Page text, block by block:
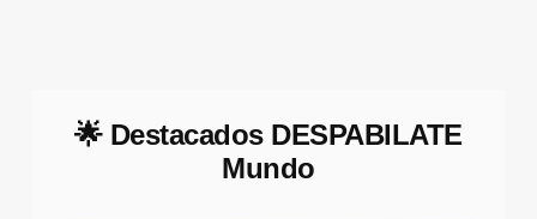
🌟 Destacados DESPABILATE
Mundo